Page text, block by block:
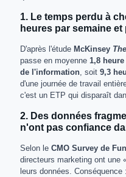
1. Le temps perdu à
heures par semaine
D'après l'étude McKinsey
passe en moyenne 1,8
de l'information , soit 9,3
d'une journée de travail
c'est un ETP qui disparaît
2. Des données
n'ont pas confiance
Selon le CMO Survey de
directeurs marketing ont une
leurs données. Conséquence :